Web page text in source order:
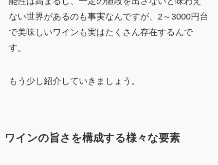
ない世界があるのも事実なんですが、2～3000円台
で美味しいワインも実はたくさん存在するんで
す。
もう少し紹介していきましょう。
ワインの旨さを構成する様々な要素